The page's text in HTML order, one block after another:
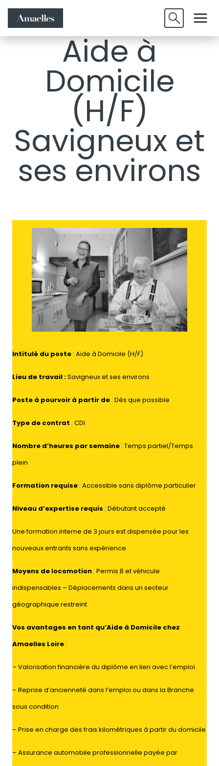
d'emplois
Candidature
spontanée
Aide à
Domicile
(H/F)
Savigneux et
ses environs
Intitulé du poste : Aide à Domicile (H/F)
Lieu de travail :Savigneux et ses environs
Poste à pourvoir à partir de : Dès que possible
Type de contrat : CDI
Nombre d’heures par semaine : Temps partiel/Temps
plein
Formation requise : Accessible sans diplôme particulier
Niveau d’expertise requis : Débutant accepté
Une formation interne de 3 jours est dispensée pour les
nouveaux entrants sans expérience
Moyens de locomotion : Permis B et véhicule
indispensables – Déplacements dans un secteur
géographique restreint
Vos avantages en tant qu’Aide à Domicile chez
Amaelles Loire :
– Valorisation financière du diplôme en lien avec l’emploi
– Reprise d’ancienneté dans l’emploi ou dans la Branche
sous condition
– Prise en charge des frais kilométriques à partir du domicile
– Assurance automobile professionnelle payée par